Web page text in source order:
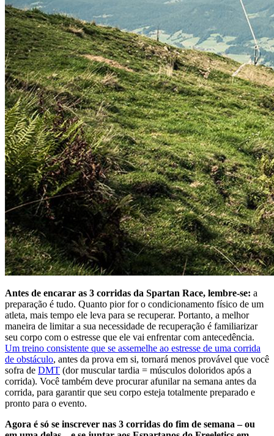
Antes de encarar as 3 corridas da Spartan Race, lembre-se: a
preparação é tudo. Quanto pior for o condicionamento físico de um
atleta, mais tempo ele leva para se recuperar. Portanto, a melhor
maneira de limitar a sua necessidade de recuperação é familiarizar
seu corpo com o estresse que ele vai enfrentar com antecedência.
Um treino consistente que se assemelhe ao estresse de uma corrida
de obstáculo, antes da prova em si, tornará menos provável que você
sofra de DMT (dor muscular tardia = músculos doloridos após a
corrida). Você também deve procurar afunilar na semana antes da
corrida, para garantir que seu corpo esteja totalmente preparado e
pronto para o evento.
Agora é só se inscrever nas 3 corridas do fim de semana – ou